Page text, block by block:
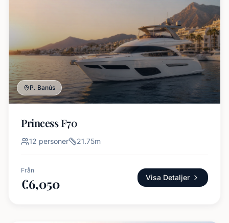
P. Banús
Princess F70
12 personer 21.75m
Från
€6,050 Visa Detaljer